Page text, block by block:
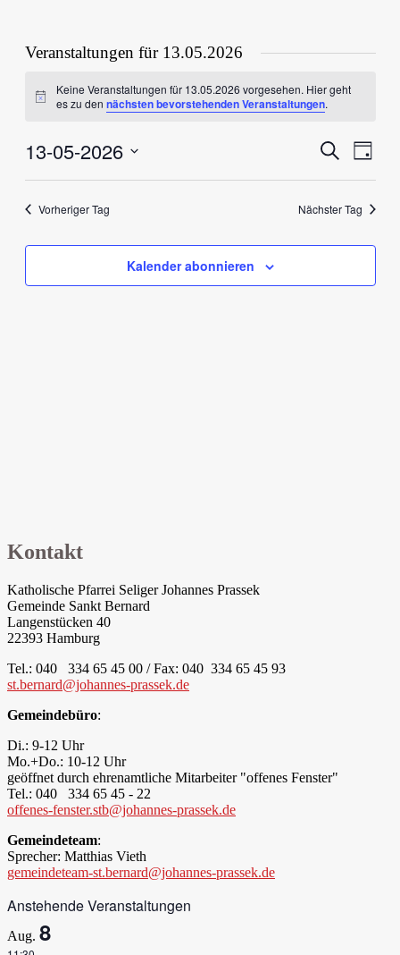
Veranstaltungen für 13.05.2026
Hinweis
Keine Veranstaltungen für 13.05.2026 vorgesehen. Hier geht
es zu dennächsten bevorstehenden Veranstaltungen.
Suche
Tag
13-05-2026
Vorheriger Tag
Nächster Tag
Kalender abonnieren
Kontakt
Katholische Pfarrei Seliger Johannes Prassek
Gemeinde Sankt Bernard
Langenstücken 40
22393 Hamburg
Tel.: 040 334 65 45 00 / Fax: 040 334 65 45 93
st.bernard@johannes-prassek.de
Gemeindebüro:
Di.: 9-12 Uhr
Mo.+Do.: 10-12 Uhr
geöffnet durch ehrenamtliche Mitarbeiter "offenes Fenster"
Tel.: 040 334 65 45 - 22
offenes-fenster.stb@johannes-prassek.de
Gemeindeteam:
Sprecher: Matthias Vieth
gemeindeteam-st.bernard@johannes-prassek.de
Anstehende Veranstaltungen
Aug. 8